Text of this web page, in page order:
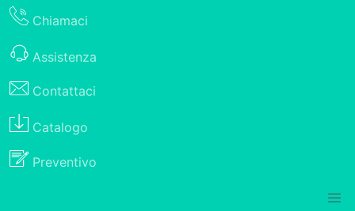
Chiamaci
Assistenza
Contattaci
Catalogo
Preventivo